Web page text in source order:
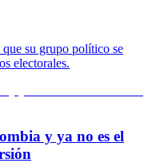
su grupo político se
electorales.
y ya no es el